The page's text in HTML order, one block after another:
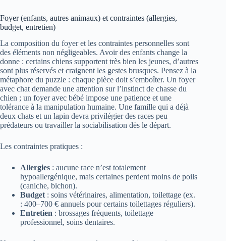
Foyer (enfants, autres animaux) et contraintes (allergies,
budget, entretien)
La composition du foyer et les contraintes personnelles sont
des éléments non négligeables. Avoir des enfants change la
donne : certains chiens supportent très bien les jeunes, d’autres
sont plus réservés et craignent les gestes brusques. Pensez à la
métaphore du puzzle : chaque pièce doit s’emboîter. Un foyer
avec chat demande une attention sur l’instinct de chasse du
chien ; un foyer avec bébé impose une patience et une
tolérance à la manipulation humaine. Une famille qui a déjà
deux chats et un lapin devra privilégier des races peu
prédateurs ou travailler la sociabilisation dès le départ.
Les contraintes pratiques :
Allergies : aucune race n’est totalement
hypoallergénique, mais certaines perdent moins de poils
(caniche, bichon).
Budget: soins vétérinaires, alimentation, toilettage (ex.
: 400–700 € annuels pour certains toilettages réguliers).
Entretien : brossages fréquents, toilettage
professionnel, soins dentaires.